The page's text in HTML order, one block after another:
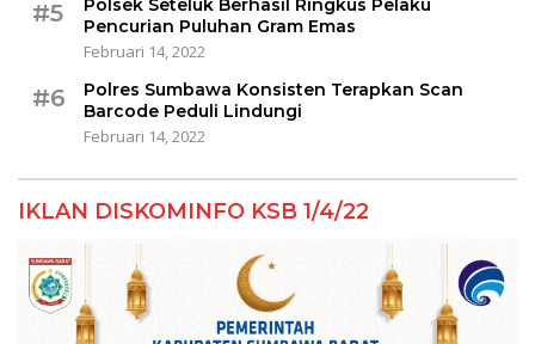
#5
Polsek Seteluk Berhasil Ringkus Pelaku
Pencurian Puluhan Gram Emas
Februari 14, 2022
#6
Polres Sumbawa Konsisten Terapkan Scan
Barcode Peduli Lindungi
Februari 14, 2022
IKLAN DISKOMINFO KSB 1/4/22